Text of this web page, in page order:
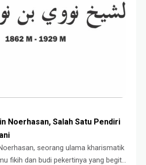
Noerhasan, Salah Satu Pendiri
seorang ulama kharismatik
fikih dan budi pekertinya yang begitu